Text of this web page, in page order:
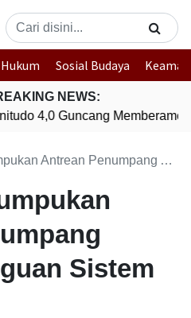
Hukum Sosial Budaya
NEWS:
4,0 Guncang Memberamo
Penumpang Akibat Gangguan Sistem PDN
Sistem